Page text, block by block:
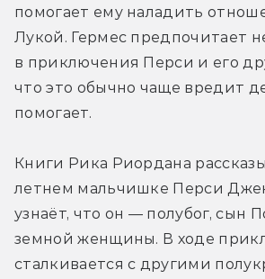
помогает ему наладить
Лукой. Гермес предпочитает
в приключения Перси и его
что это обычно чаще вредит
помогает.
Книги Рика Риордана
летнем мальчишке Перси
узнаёт, что он — полубог, сын
земной женщины. В ходе
сталкивается с другими